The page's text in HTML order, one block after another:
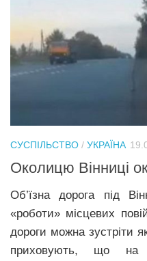
СУСПІЛЬСТВО / УКРАЇНА
Околицю Вінниці
Об’їзна дорога під
«роботи» місцевих
дороги можна зустріти
приховують, що на